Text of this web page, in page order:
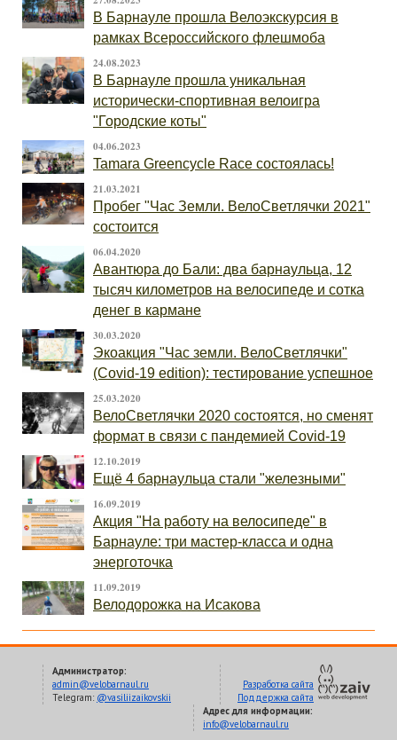
В Барнауле прошла Велоэкскурсия в
рамках Всероссийского флешмоба
24.08.2023
В Барнауле прошла уникальная
исторически-спортивная велоигра
"Городские коты"
04.06.2023
Tamara Greencycle Race состоялась!
21.03.2021
Пробег "Час Земли. ВелоСветлячки 2021"
состоится
06.04.2020
Авантюра до Бали: два барнаульца, 12
тысяч километров на велосипеде и сотка
денег в кармане
30.03.2020
Экоакция "Час земли. ВелоСветлячки"
(Covid-19 edition): тестирование успешное
25.03.2020
ВелоСветлячки 2020 состоятся, но сменят
формат в связи с пандемией Covid-19
12.10.2019
Ещё 4 барнаульца стали "железными"
16.09.2019
Акция "На работу на велосипеде" в
Барнауле: три мастер-класса и одна
энерготочка
11.09.2019
Велодорожка на Исакова
Разработка сайта
Поддержка сайта
Администратор:
admin@velobarnaul.ru
Telegram: @vasiliizaikovskii
Адрес для информации:
info@velobarnaul.ru